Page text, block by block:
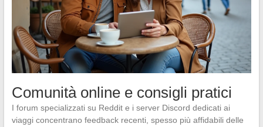
Comunità online e consigli pratici
I forum specializzati su Reddit e i server Discord dedicati ai
viaggi concentrano feedback recenti, spesso più affidabili delle